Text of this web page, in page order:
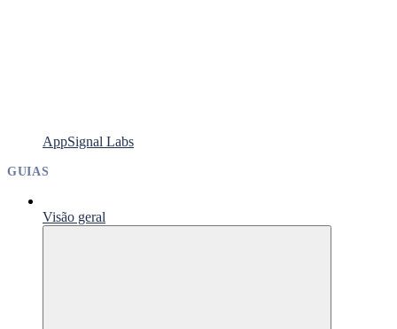
AppSignal Labs
GUIAS
Visão geral